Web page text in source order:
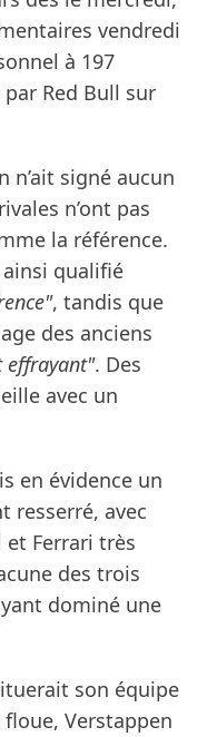
vendredi
à 197
Red Bull sur
n’ait signé aucun
n’ont pas
la référence.
ainsi qualifié
, tandis que
des anciens
effrayant". Des
avec un
en évidence un
resserré, avec
et Ferrari très
des trois
dominé une
son équipe
Verstappen